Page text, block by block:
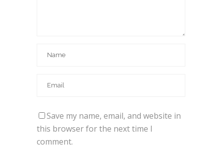
Save my name, email, and website in
this browser for the next time I
comment.